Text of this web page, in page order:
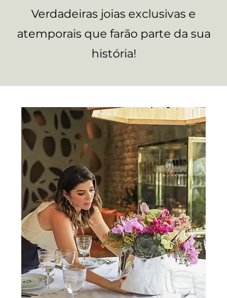
Verdadeiras joias exclusivas e
atemporais que farão parte da sua
história!